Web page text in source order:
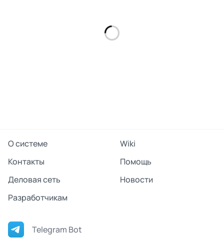
О системе
Wiki
Контакты
Помощь
Деловая сеть
Новости
Разработчикам
Telegram Bot